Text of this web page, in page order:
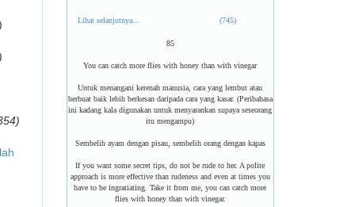
Lihat selanjutnya... (745)
85
You can catch more flies with honey than with vinegar
Untuk menangani kerenah manusia, cara yang lembut atau
berbuat baik lebih berkesan daripada cara yang kasar. (Peribahasa
ini kadang kala digunakan untuk menyarankan supaya seseorang
itu mengampu)
Sembelih ayam dengan pisau, sembelih orang dengan kapas
If you want some secret tips, do not be rude to her. A polite
approach is more effective than rudeness and even at times you
have to be ingratiating. Take it from me, you can catch more
flies with honey than with vinegar.